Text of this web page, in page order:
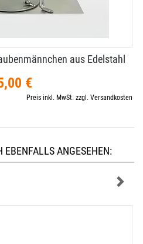
aus Edelstahl
€
Preis inkl. MwSt. zzgl. Versandkosten
EBENFALLS ANGESEHEN: